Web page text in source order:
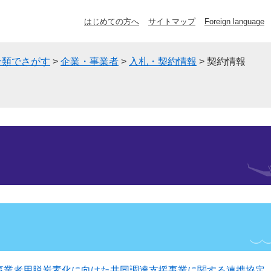
はじめての方へ サイトマップ Foreign language
類でさがす > 企業・事業者 > 入札・契約情報 > 契約情報